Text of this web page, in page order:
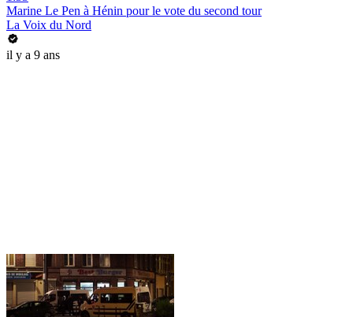
Marine Le Pen à Hénin pour le vote du second tour
La Voix du Nord
il y a 9 ans